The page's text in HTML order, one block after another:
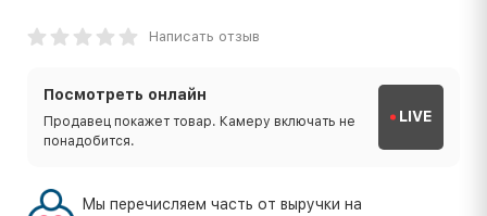
Написать отзыв
Посмотреть онлайн
Продавец покажет товар. Камеру включать не
понадобится.
LIVE
Мы перечисляем часть от выручки на